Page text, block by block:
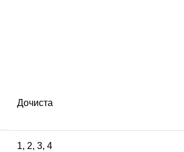
Дочиста
1, 2, 3, 4